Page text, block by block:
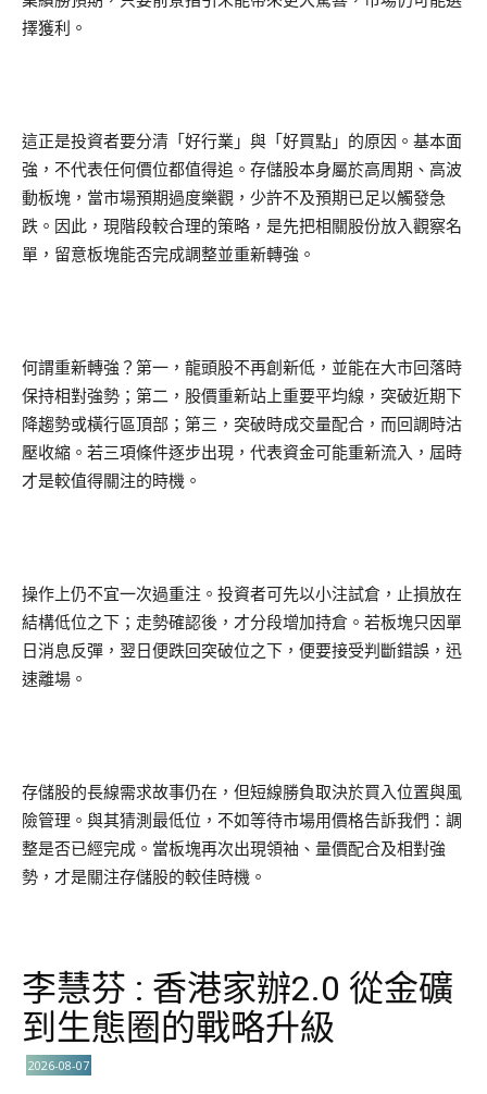
擇獲利。
這正是投資者要分清「好行業」與「好買點」的原因。基本面
強，不代表任何價位都值得追。存儲股本身屬於高周期、高波
動板塊，當市場預期過度樂觀，少許不及預期已足以觸發急
跌。因此，現階段較合理的策略，是先把相關股份放入觀察名
單，留意板塊能否完成調整並重新轉強。
何謂重新轉強？第一，龍頭股不再創新低，並能在大市回落時
保持相對強勢；第二，股價重新站上重要平均線，突破近期下
降趨勢或橫行區頂部；第三，突破時成交量配合，而回調時沽
壓收縮。若三項條件逐步出現，代表資金可能重新流入，屆時
才是較值得關注的時機。
操作上仍不宜一次過重注。投資者可先以小注試倉，止損放在
結構低位之下；走勢確認後，才分段增加持倉。若板塊只因單
日消息反彈，翌日便跌回突破位之下，便要接受判斷錯誤，迅
速離場。
存儲股的長線需求故事仍在，但短線勝負取決於買入位置與風
險管理。與其猜測最低位，不如等待市場用價格告訴我們：調
整是否已經完成。當板塊再次出現領袖、量價配合及相對強
勢，才是關注存儲股的較佳時機。
李慧芬 : 香港家辦2.0 從金礦
到生態圈的戰略升級
2026-08-07